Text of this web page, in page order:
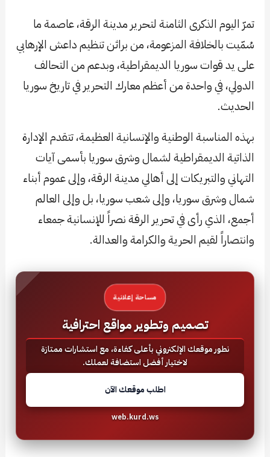
تمرّ اليوم الذكرى الثامنة لتحرير مدينة الرقة، عاصمة ما
سُمّيت بالخلافة المزعومة، من براثن تنظيم داعش الإرهابي
على يد قوات سوريا الديمقراطية، وبدعم من التحالف
الدولي، في واحدة من أعظم معارك التحرير في تاريخ سوريا
الحديث.
بهذه المناسبة الوطنية والإنسانية العظيمة، تتقدم الإدارة
الذاتية الديمقراطية لشمال وشرق سوريا بأسمى آيات
التهاني والتبريكات إلى أهالي مدينة الرقة، وإلى عموم أبناء
شمال وشرق سوريا، وإلى شعب سوريا، بل وإلى العالم
أجمع، الذي رأى في تحرير الرقة نصراً للإنسانية جمعاء
وانتصاراً لقيم الحرية والكرامة والعدالة.
مساحة إعلانية
تصميم وتطوير مواقع احترافية
نطور موقعك الإلكتروني بأعلى كفاءة، مع استشارات ممتازة
لاختيار أفضل استضافة لعملك.
اطلب موقعك الآن
web.kurd.ws